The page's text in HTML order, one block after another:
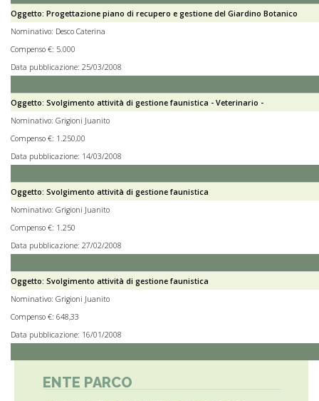
Oggetto: Progettazione piano di recupero e gestione del Giardino Botanico
Nominativo: Desco Caterina
Compenso €: 5.000
Data pubblicazione: 25/03/2008
Oggetto: Svolgimento attività di gestione faunistica - Veterinario -
Nominativo: Grigioni Juanito
Compenso €: 1.250,00
Data pubblicazione: 14/03/2008
Oggetto: Svolgimento attività di gestione faunistica
Nominativo: Grigioni Juanito
Compenso €: 1.250
Data pubblicazione: 27/02/2008
Oggetto: Svolgimento attività di gestione faunistica
Nominativo: Grigioni Juanito
Compenso €: 648,33
Data pubblicazione: 16/01/2008
ENTE PARCO